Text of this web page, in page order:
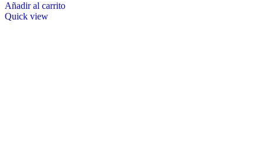
Añadir al carrito
Quick view